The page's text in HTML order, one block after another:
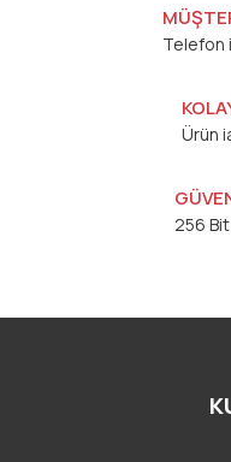
Telefon
Ürün
256